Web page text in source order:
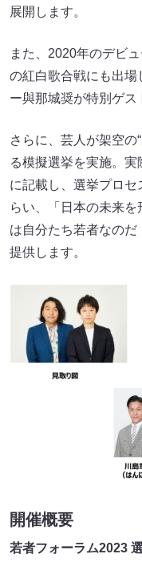
展開します。
また、2020年のデビ
の紅白歌合戦にも出場
ー與那城奨が特別ゲス
さらに、芸人が架空の
る模擬選挙を実施。
に記載し、選挙プロ
らい、「日本の未来を
は自分たち若者なの
提供します。
開催概要
若者フォーラム2023